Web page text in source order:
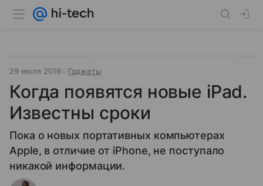
29 июля 2019 Гаджеты
Когда появятся новые iPad.
Известны сроки
Пока о новых портативных компьютерах
Apple, в отличие от iPhone, не поступало
никакой информации.